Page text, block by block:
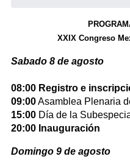
XXIX Congreso
Sabado 8 de agosto
08:00 Registro e
09:00Asamblea Plenaria
15:00 Día de la
20:00 Inauguración
Domingo 9 de agosto